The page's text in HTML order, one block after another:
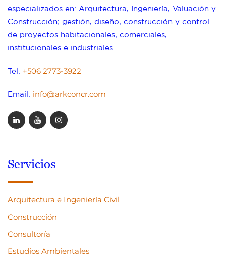
especializados en: Arquitectura, Ingeniería, Valuación y
Construcción; gestión, diseño, construcción y control
de proyectos habitacionales, comerciales,
institucionales e industriales.
Tel: +506 2773-3922
Email: info@arkconcr.com
Servicios
Arquitectura e Ingeniería Civil
Construcción
Consultoría
Estudios Ambientales